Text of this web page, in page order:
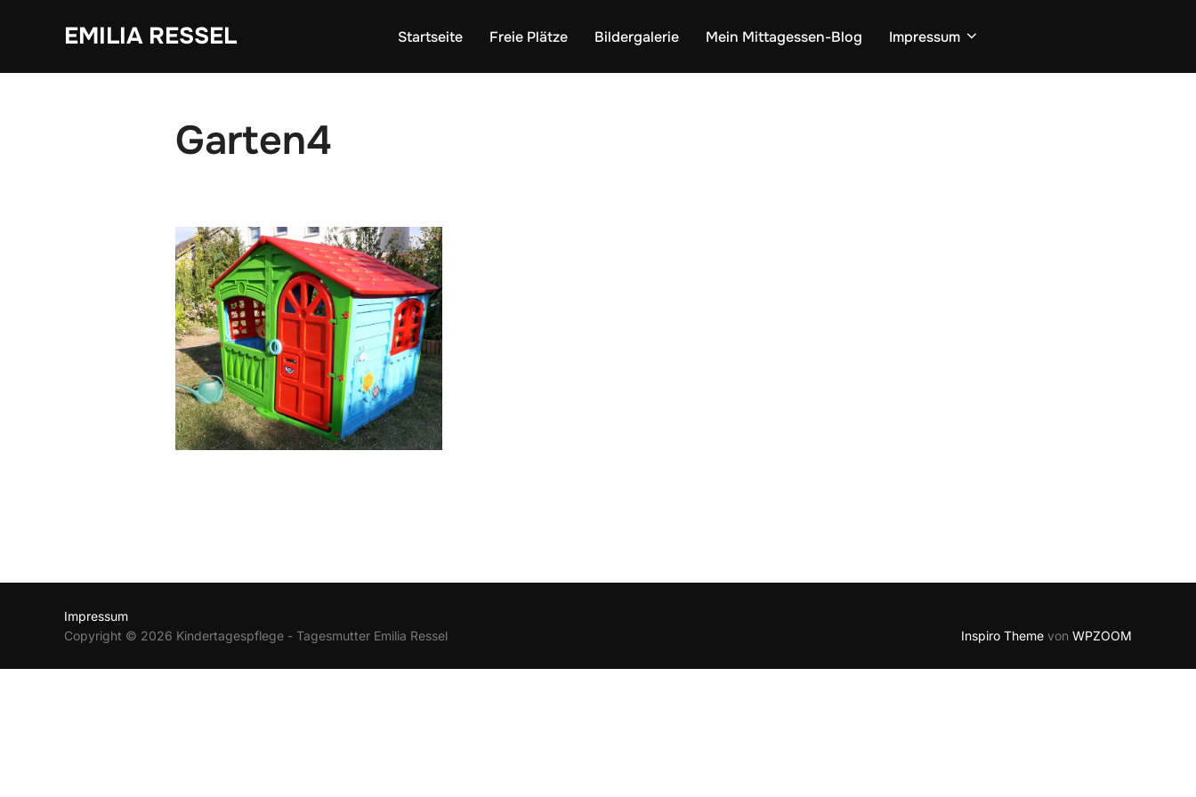
EMILIA RESSEL Startseite Freie Plätze Bildergalerie Mein Mittagessen-Blog Impressum
Garten4
Impressum
Copyright © 2026 Kindertagespflege - Tagesmutter Emilia Ressel
Inspiro Theme von WPZOOM